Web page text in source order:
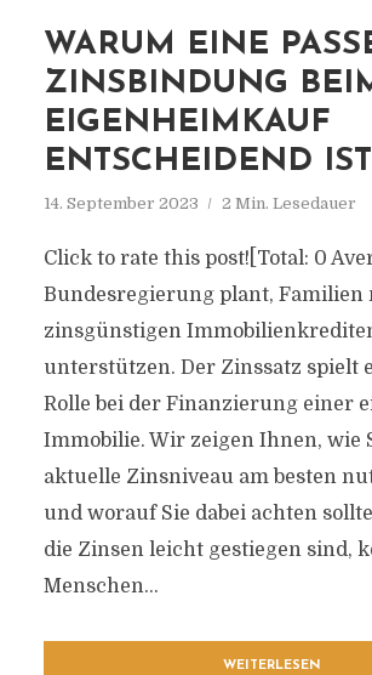
WARUM EINE
ZINSBINDUNG
EIGENHEIMKAUF
ENTSCHEIDEND IST
14. September 2023 2 Min. Lesedauer
Click to rate this post![Total: 0
Bundesregierung plant, Familien
zinsgünstigen
unterstützen. Der Zinssatz spielt
Rolle bei der Finanzierung einer
Immobilie. Wir zeigen Ihnen, wie
aktuelle Zinsniveau am besten
und worauf Sie dabei achten
die Zinsen leicht gestiegen sind,
Menschen...
WEITERLESEN